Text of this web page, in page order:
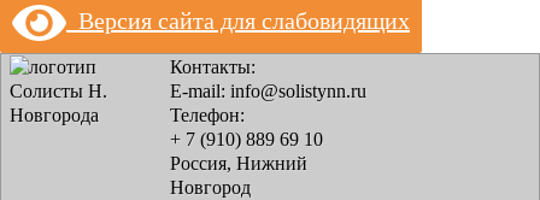
Версия сайта для слабовидящих
Контакты:
E-mail: info@solistynn.ru
Телефон:
+ 7 (910) 889 69 10
Россия, Нижний
Новгород